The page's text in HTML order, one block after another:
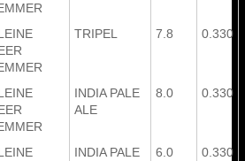
TRIPEL 7.8 0.330
INDIA PALE
ALE
8.0 0.330
INDIA PALE
6.0 0.330